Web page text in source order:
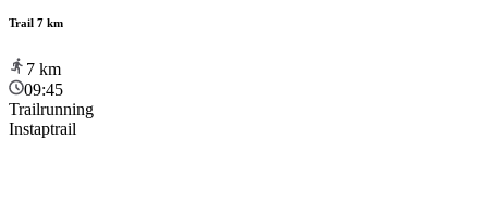
Trail 7 km
7 km
09:45
Trailrunning
Instaptrail